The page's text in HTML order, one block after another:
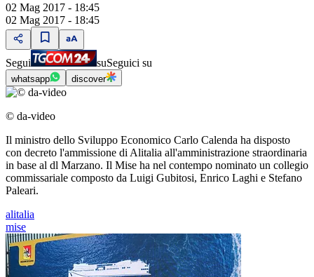
02 Mag 2017 - 18:45
02 Mag 2017 - 18:45
Segui suSeguici su
whatsapp discover
© da-video
Il ministro dello Sviluppo Economico Carlo Calenda ha disposto
con decreto l'ammissione di Alitalia all'amministrazione straordinaria
in base al dl Marzano. Il Mise ha nel contempo nominato un collegio
commissariale composto da Luigi Gubitosi, Enrico Laghi e Stefano
Paleari.
alitalia
mise